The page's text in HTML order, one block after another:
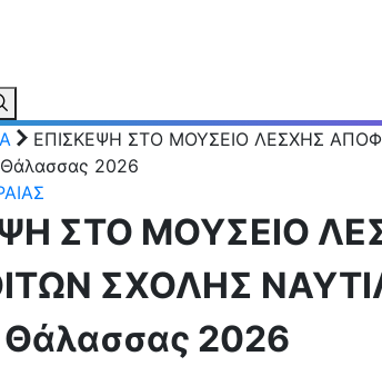
ΕΠΙΣΚΕΨΗ ΣΤΟ ΜΟΥΣΕΙΟ ΛΕΣΧΗΣ
2026
ΣΤΟ ΜΟΥΣΕΙΟ
ΣΧΟΛΗΣ
Θάλασσας 2026